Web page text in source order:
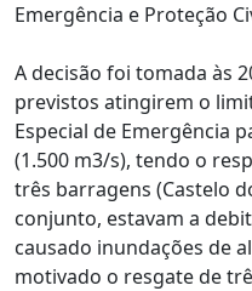
Emergência e Proteção
A decisão foi tomada às
previstos atingirem o
Especial de Emergência
(1.500 m3/s), tendo o
três barragens (Castelo
conjunto, estavam a
causado inundações de
motivado o resgate de